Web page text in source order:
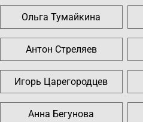
Ольга Тумайкина
Антон Стреляев
Игорь Царегородцев
Анна Бегунова